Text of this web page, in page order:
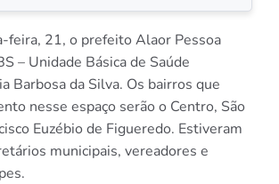
feira, 21, o prefeito Alaor Pessoa
– Unidade Básica de Saúde
Barbosa da Silva. Os bairros que
nesse espaço serão o Centro, São
Euzébio de Figueredo. Estiveram
municipais, vereadores e